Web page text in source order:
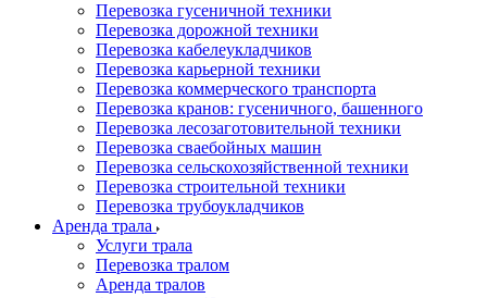
Перевозка гусеничной техники
Перевозка дорожной техники
Перевозка кабелеукладчиков
Перевозка карьерной техники
Перевозка коммерческого транспорта
Перевозка кранов: гусеничного, башенного
Перевозка лесозаготовительной техники
Перевозка сваебойных машин
Перевозка сельскохозяйственной техники
Перевозка строительной техники
Перевозка трубоукладчиков
Аренда трала
Услуги трала
Перевозка тралом
Аренда тралов